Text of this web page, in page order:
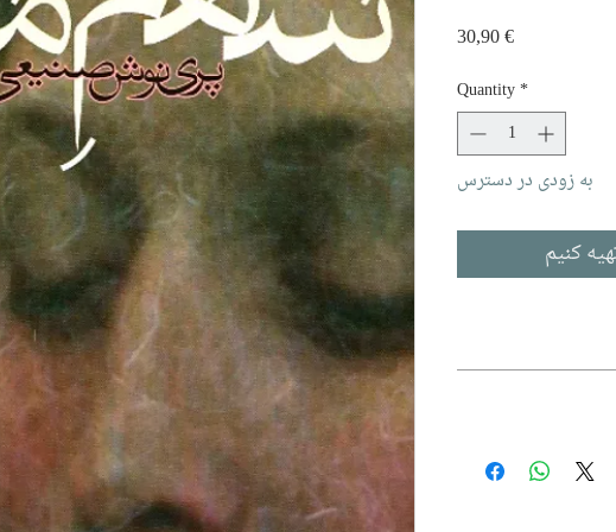
30,90 €Price
Quantity*
به زودی در دسترس
کنیم